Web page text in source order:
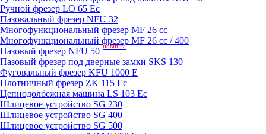
Ручной фрезер LO 65 Ec
Пазовальный фрезер NFU 32
Mногофункциональный фрезер MF 26 cc
Mногофункциональный фрезер MF 26 cc / 400
Пазовый фрезер NFU 50 новинка
Пазовый фрезер под дверные замки SKS 130
Фуговальный фрезер KFU 1000 E
Плотничный фрезер ZK 115 Ec
Цепнодолбежная машина LS 103 Ec
Шлицевое устройство SG 230
Шлицевое устройство SG 400
Шлицевое устройство SG 500